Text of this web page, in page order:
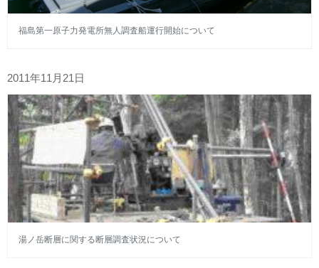
福島第一原子力発電所無人調査船運行開始について
2011年11月21日
湯ノ岳断層に関する断層調査状況について